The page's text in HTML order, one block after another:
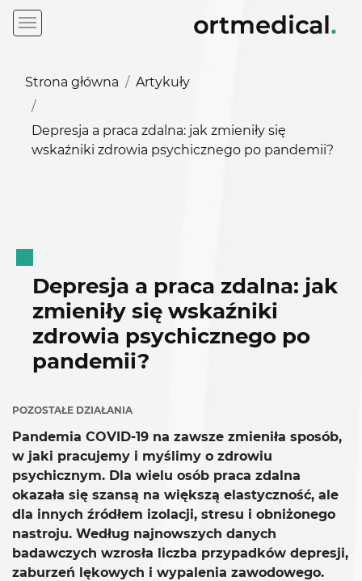
Strona główna Artykuły
Depresja a praca zdalna: jak zmieniły się
wskaźniki zdrowia psychicznego po pandemii?
Depresja a praca zdalna: jak
zmieniły się wskaźniki
zdrowia psychicznego po
pandemii?
POZOSTAŁE DZIAŁANIA
Pandemia COVID-19 na zawsze zmieniła sposób,
w jaki pracujemy i myślimy o zdrowiu
psychicznym. Dla wielu osób praca zdalna
okazała się szansą na większą elastyczność, ale
dla innych źródłem izolacji, stresu i obniżonego
nastroju. Według najnowszych danych
badawczych wzrosła liczba przypadków depresji,
zaburzeń lękowych i wypalenia zawodowego.